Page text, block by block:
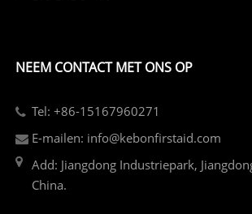
NEEM CONTACT MET ONS OP
Tel: +86-15167960271
E-mailen: info@kebonfirstaid.com
Add: Jiangdong Industriepark,
China.